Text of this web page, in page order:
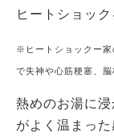
ヒートショッ
※ヒートショックー家
で失神や心筋梗塞、
熱めのお湯に
がよく温まっ